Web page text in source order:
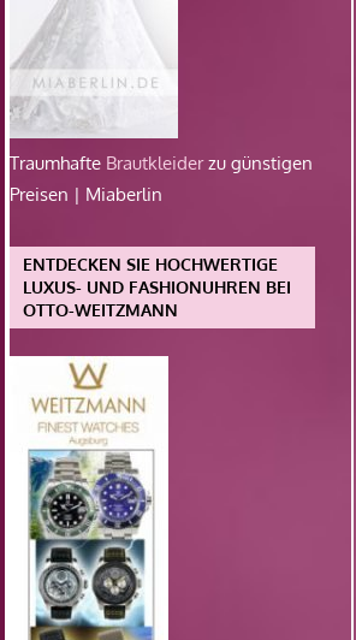
Traumhafte Brautkleiderzu günstigen
Preisen | Miaberlin
ENTDECKEN SIE HOCHWERTIGE
LUXUS- UND FASHIONUHREN BEI
OTTO-WEITZMANN